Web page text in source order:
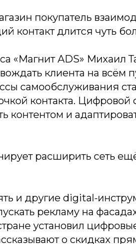
покупатель
контакт длится чуть
«Магнит ADS» Михаил
клиента на всём
самообслуживания
контакта. Цифровой
контентом и
расширить сеть
и другие digital-
рекламу на
установил
о скидках